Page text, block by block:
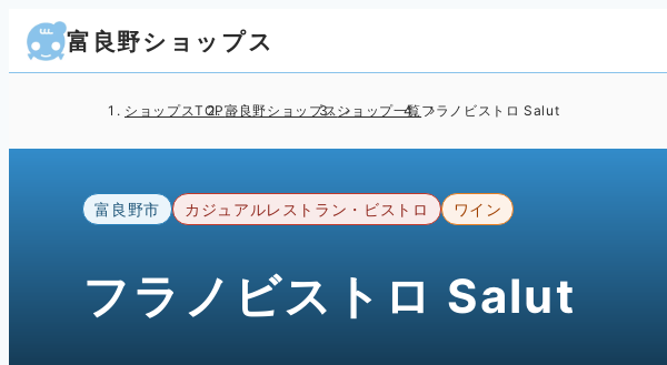
富良野ショップス
ショップスTOP富良野ショップスショップ一覧フラノビストロ Salut
富良野市 カジュアルレストラン・ビストロ ワイン
フラノビストロ Salut